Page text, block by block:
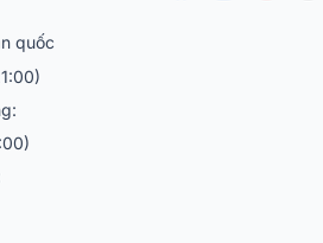
Suprema sử dụng 2 củ loa đường kính
méo âm, méo tiếng, biến dạng ngay cả
16Hz.
quốc